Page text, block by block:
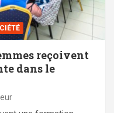
reçoivent
dans le